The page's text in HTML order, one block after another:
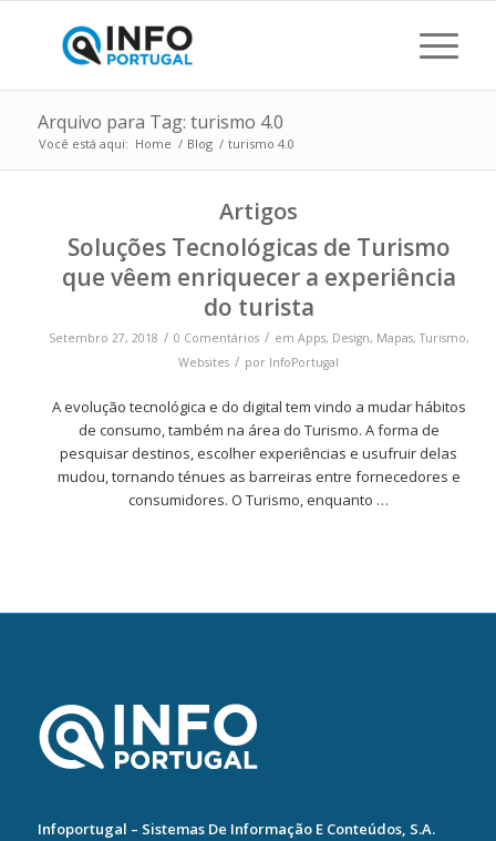
Arquivo para Tag: turismo 4.0
Você está aqui: Home / Blog / turismo 4.0
Artigos
Soluções Tecnológicas de Turismo
que vêem enriquecer a experiência
do turista
Setembro 27, 2018 / 0 Comentários / em Apps, Design, Mapas,Turismo,
Websites / por InfoPortugal
A evolução tecnológica e do digital tem vindo a mudar hábitos
de consumo, também na área do Turismo. A forma de
pesquisar destinos, escolher experiências e usufruir delas
mudou, tornando ténues as barreiras entre fornecedores e
consumidores. O Turismo, enquanto …
Infoportugal – Sistemas De Informação E Conteúdos, S.A.